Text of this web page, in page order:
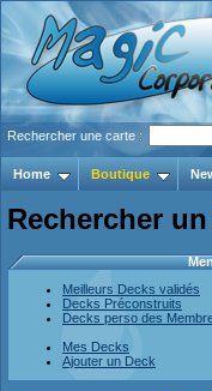
Rechercher une carte :
Home Boutique
Rechercher
Meilleurs Decks validés
Decks Préconstruits
Decks perso des
Mes Decks
Ajouter un Deck